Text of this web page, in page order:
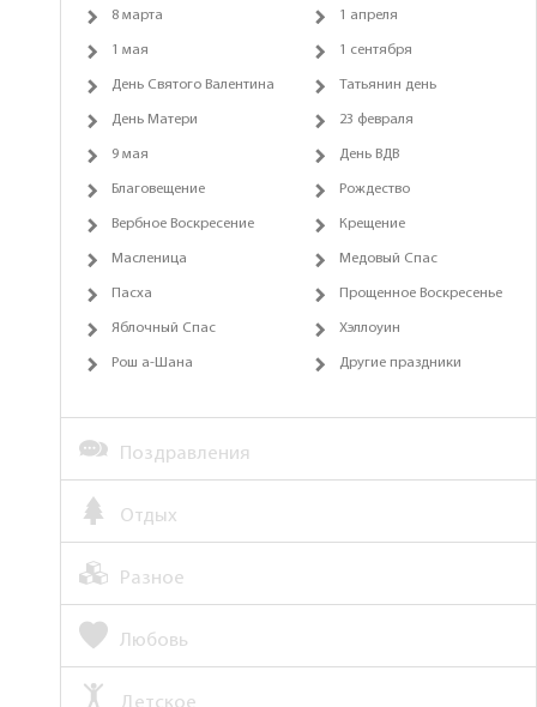
8 марта 1 апреля
1 мая 1 сентября
День Святого Валентина Татьянин день
День Матери 23 февраля
9 мая День ВДВ
Благовещение Рождество
Вербное Воскресение Крещение
Масленица Медовый Спас
Пасха Прощенное Воскресенье
Яблочный Спас Хэллоуин
Рош а-Шана Другие праздники
Поздравления
Отдых
Разное
Любовь
Детское